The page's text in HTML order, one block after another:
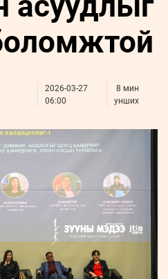
ҮНДЭСНИЙ
МЭДЭЭЛЛИЙН
ТӨВ
ВИДЕО
ZUUNII
MEDEE
2026-03-27
06:00
8 мин
унших